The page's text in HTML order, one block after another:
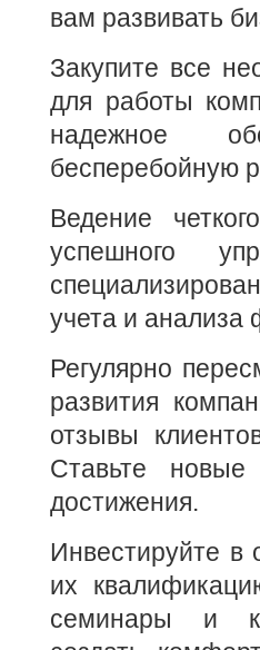
вам развивать
Закупите все
для работы
надежное
бесперебойную
Ведение
успешного
учета и анализа
Регулярно
развития
отзывы
Ставьте
достижения.
Инвестируйте в
их
семинары и